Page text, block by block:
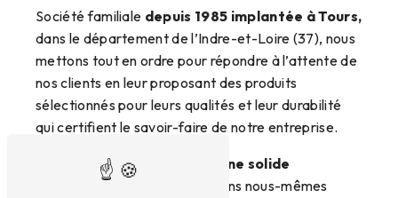
Société familiale depuis 1985 implantée à Tours,
dans le département de l’Indre-et-Loire (37), nous
mettons tout en ordre pour répondre à l’attente de
nos clients en leur proposant des produits
sélectionnés pour leurs qualités et leur durabilité
qui certifient le savoir-faire de notre entreprise.
Artisans menuisiers,
forts d’une solide
expérience,
nous transformons nous-mêmes